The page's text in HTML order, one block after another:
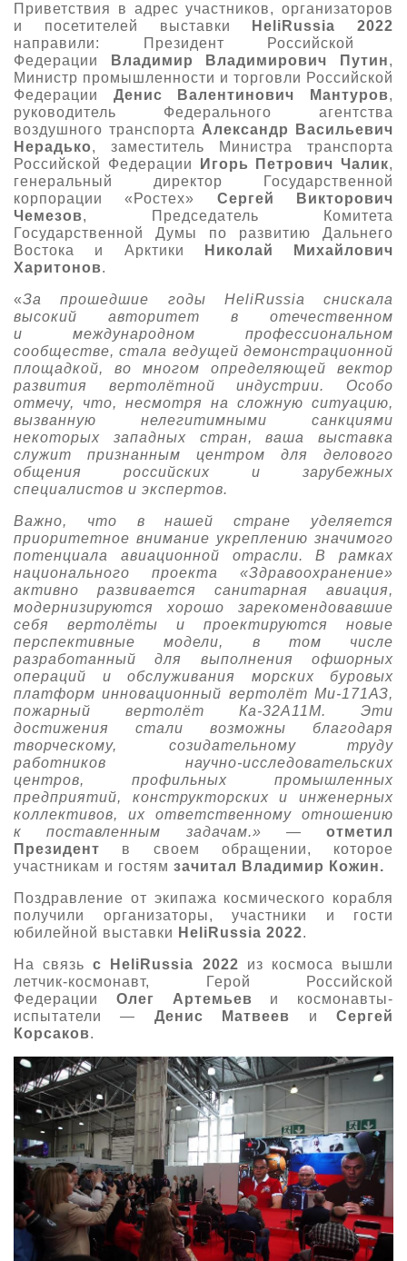
Приветствия в адрес участников, организаторов
и посетителей выставки
HeliRussia 2022
направили: Президент Российской
Федерации
Владимир Владимирович Путин,
Министр промышленности и торговли Российской
Федерации Денис Валентинович Мантуров,
руководитель Федерального агентства
воздушного транспорта Александр Васильевич
Нерадько, заместитель Министра транспорта
Российской Федерации
Игорь Петрович Чалик,
генеральный директор Государственной
корпорации «Ростех» Сергей Викторович
Чемезов, Председатель Комитета
Государственной Думы по развитию Дальнего
Востока и Арктики
Николай Михайлович
Харитонов.
«За прошедшие годы HeliRussia снискала
высокий авторитет в отечественном
и международном профессиональном
сообществе, стала ведущей демонстрационной
площадкой, во многом определяющей вектор
развития вертолётной индустрии. Особо
отмечу, что, несмотря на сложную ситуацию,
вызванную нелегитимными санкциями
некоторых западных стран, ваша выставка
служит признанным центром для делового
общения российских и зарубежных
специалистов и экспертов.
Важно, что в нашей стране уделяется
приоритетное внимание укреплению значимого
потенциала авиационной отрасли. В рамках
национального проекта «Здравоохранение»
активно развивается санитарная авиация,
модернизируются хорошо зарекомендовавшие
себя вертолёты и проектируются новые
перспективные модели, в том числе
разработанный для выполнения офшорных
операций и обслуживания морских буровых
платформ инновационный вертолёт Ми-171АЗ,
пожарный вертолёт Ка-32А11М. Эти
достижения стали возможны благодаря
творческому, созидательному труду
работников научно-исследовательских
центров, профильных промышленных
предприятий, конструкторских и инженерных
коллективов, их ответственному отношению
к поставленным задачам.»
— отметил
Президент в своем обращении, которое
участникам и гостям зачитал Владимир Кожин.
Поздравление от экипажа космического корабля
получили организаторы, участники и гости
юбилейной выставки HeliRussia 2022.
На связьс HeliRussia 2022 из космоса вышли
летчик-космонавт, Герой Российской
Федерации Олег Артемьев и космонавты-
испытатели — Денис Матвеев иСергей
Корсаков.